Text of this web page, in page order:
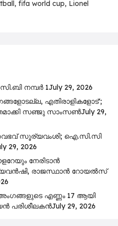
,fifa world cup, Lionel
നമ്പർ 1July 29, 2026
എതിരാളികളോട്';
സഞ്ജു സാംസൺJuly 29,
സൂര്യവംശി; ഐ.സി.സി
29, 2026
നേരിടാൻ
രാജസ്ഥാൻ റോയൽസ്
എണ്ണം 17 ആയി
പരിശീലകൻJuly 29, 2026